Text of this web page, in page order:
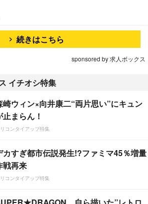
続きはこちら
sponsored by 求人ボックス
イチオシ特集
崎ウィン×向井康二“両片思い”にキュン
止まらん！
コンタイアップ特集
カすぎ都市伝説発生!?ファミマ45％増量
戦再来
コンタイアップ特集